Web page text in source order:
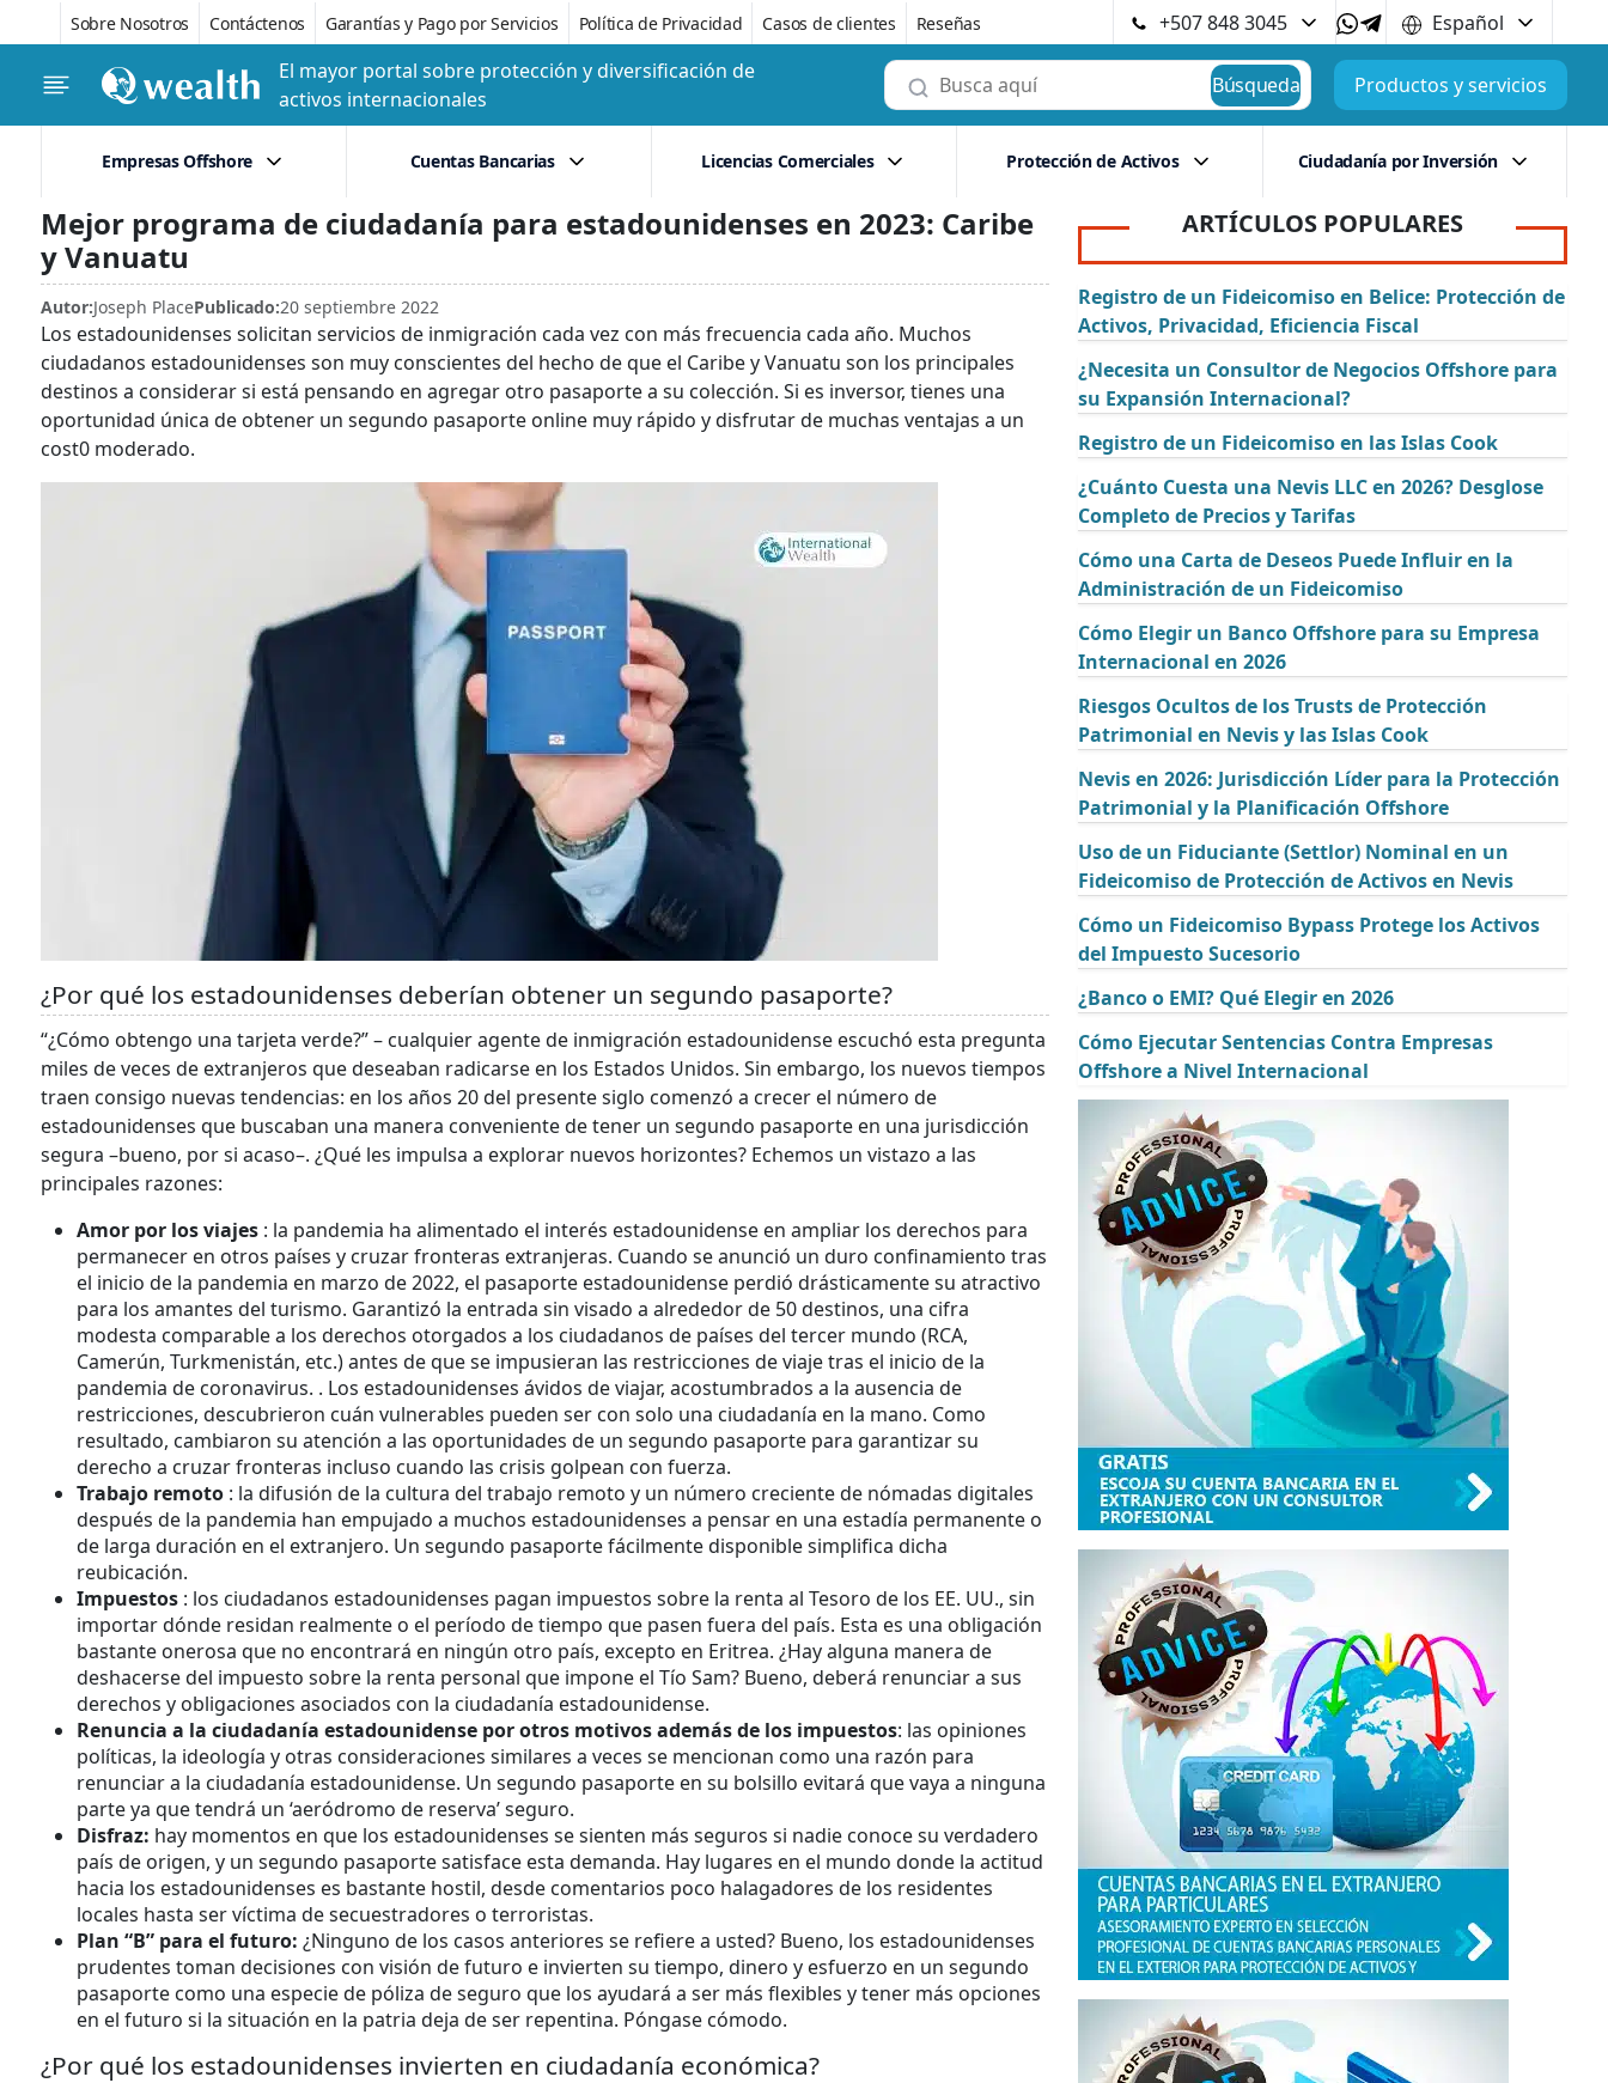
Sobre Nosotros Contáctenos Garantías y Pago por Servicios Política de Privacidad Casos de clientes Reseñas +507 848 3045
Español
El mayor portal sobre protección y diversificación de
activos internacionales
Búsqueda Productos y servicios
Empresas Offshore Cuentas Bancarias Licencias Comerciales Protección de Activos Ciudadanía por Inversión
Mejor programa de ciudadanía para estadounidenses en 2023: Caribe
y Vanuatu
Autor:Joseph PlacePublicado:20 septiembre 2022
Los estadounidenses solicitan servicios de inmigración cada vez con más frecuencia cada año. Muchos
ciudadanos estadounidenses son muy conscientes del hecho de que el Caribe y Vanuatu son los principales
destinos a considerar si está pensando en agregar otro pasaporte a su colección. Si es inversor, tienes una
oportunidad única de obtener un segundo pasaporte online muy rápido y disfrutar de muchas ventajas a un
cost0 moderado.
¿Por qué los estadounidenses deberían obtener un segundo pasaporte?
“¿Cómo obtengo una tarjeta verde?” – cualquier agente de inmigración estadounidense escuchó esta pregunta
miles de veces de extranjeros que deseaban radicarse en los Estados Unidos. Sin embargo, los nuevos tiempos
traen consigo nuevas tendencias: en los años 20 del presente siglo comenzó a crecer el número de
estadounidenses que buscaban una manera conveniente de tener un segundo pasaporte en una jurisdicción
segura –bueno, por si acaso–. ¿Qué les impulsa a explorar nuevos horizontes? Echemos un vistazo a las
principales razones:
Amor por los viajes : la pandemia ha alimentado el interés estadounidense en ampliar los derechos para
permanecer en otros países y cruzar fronteras extranjeras. Cuando se anunció un duro confinamiento tras
el inicio de la pandemia en marzo de 2022, el pasaporte estadounidense perdió drásticamente su atractivo
para los amantes del turismo. Garantizó la entrada sin visado a alrededor de 50 destinos, una cifra
modesta comparable a los derechos otorgados a los ciudadanos de países del tercer mundo (RCA,
Camerún, Turkmenistán, etc.) antes de que se impusieran las restricciones de viaje tras el inicio de la
pandemia de coronavirus. . Los estadounidenses ávidos de viajar, acostumbrados a la ausencia de
restricciones, descubrieron cuán vulnerables pueden ser con solo una ciudadanía en la mano. Como
resultado, cambiaron su atención a las oportunidades de un segundo pasaporte para garantizar su
derecho a cruzar fronteras incluso cuando las crisis golpean con fuerza.
Trabajo remoto : la difusión de la cultura del trabajo remoto y un número creciente de nómadas digitales
después de la pandemia han empujado a muchos estadounidenses a pensar en una estadía permanente o
de larga duración en el extranjero. Un segundo pasaporte fácilmente disponible simplifica dicha
reubicación.
Impuestos : los ciudadanos estadounidenses pagan impuestos sobre la renta al Tesoro de los EE. UU., sin
importar dónde residan realmente o el período de tiempo que pasen fuera del país. Esta es una obligación
bastante onerosa que no encontrará en ningún otro país, excepto en Eritrea. ¿Hay alguna manera de
deshacerse del impuesto sobre la renta personal que impone el Tío Sam? Bueno, deberá renunciar a sus
derechos y obligaciones asociados con la ciudadanía estadounidense.
Renuncia a la ciudadanía estadounidense por otros motivos además de los impuestos: las opiniones
políticas, la ideología y otras consideraciones similares a veces se mencionan como una razón para
renunciar a la ciudadanía estadounidense. Un segundo pasaporte en su bolsillo evitará que vaya a ninguna
parte ya que tendrá un ‘aeródromo de reserva’ seguro.
Disfraz: hay momentos en que los estadounidenses se sienten más seguros si nadie conoce su verdadero
país de origen, y un segundo pasaporte satisface esta demanda. Hay lugares en el mundo donde la actitud
hacia los estadounidenses es bastante hostil, desde comentarios poco halagadores de los residentes
locales hasta ser víctima de secuestradores o terroristas.
Plan “B” para el futuro: ¿Ninguno de los casos anteriores se refiere a usted? Bueno, los estadounidenses
prudentes toman decisiones con visión de futuro e invierten su tiempo, dinero y esfuerzo en un segundo
pasaporte como una especie de póliza de seguro que los ayudará a ser más flexibles y tener más opciones
en el futuro si la situación en la patria deja de ser repentina. Póngase cómodo.
¿Por qué los estadounidenses invierten en ciudadanía económica?
ARTÍCULOS POPULARES
Registro de un Fideicomiso en Belice: Protección de
Activos, Privacidad, Eficiencia Fiscal
¿Necesita un Consultor de Negocios Offshore para
su Expansión Internacional?
Registro de un Fideicomiso en las Islas Cook
¿Cuánto Cuesta una Nevis LLC en 2026? Desglose
Completo de Precios y Tarifas
Cómo una Carta de Deseos Puede Influir en la
Administración de un Fideicomiso
Cómo Elegir un Banco Offshore para su Empresa
Internacional en 2026
Riesgos Ocultos de los Trusts de Protección
Patrimonial en Nevis y las Islas Cook
Nevis en 2026: Jurisdicción Líder para la Protección
Patrimonial y la Planificación Offshore
Uso de un Fiduciante (Settlor) Nominal en un
Fideicomiso de Protección de Activos en Nevis
Cómo un Fideicomiso Bypass Protege los Activos
del Impuesto Sucesorio
¿Banco o EMI? Qué Elegir en 2026
Cómo Ejecutar Sentencias Contra Empresas
Offshore a Nivel Internacional